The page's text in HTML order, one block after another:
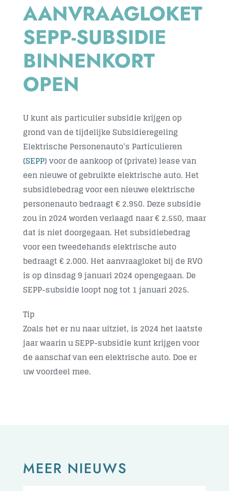
Contact
AANVRAAGLOKET
SEPP-SUBSIDIE
BINNENKORT
OPEN
U kunt als particulier subsidie krijgen op
grond van de tijdelijke Subsidieregeling
Elektrische Personenauto’s Particulieren
(SEPP) voor de aankoop of (private) lease van
een nieuwe of gebruikte elektrische auto. Het
subsidiebedrag voor een nieuwe elektrische
personenauto bedraagt € 2.950. Deze subsidie
zou in 2024 worden verlaagd naar € 2.550, maar
dat is niet doorgegaan. Het subsidiebedrag
voor een tweedehands elektrische auto
bedraagt € 2.000. Het aanvraagloket bij de RVO
is op dinsdag9 januari 2024opengegaan. De
SEPP-subsidie loopt nog tot 1 januari 2025.
Tip
Zoals het er nu naar uitziet, is 2024 het laatste
jaar waarin u SEPP-subsidie kunt krijgen voor
de aanschaf van een elektrische auto. Doe er
uw voordeel mee.
MEER NIEUWS